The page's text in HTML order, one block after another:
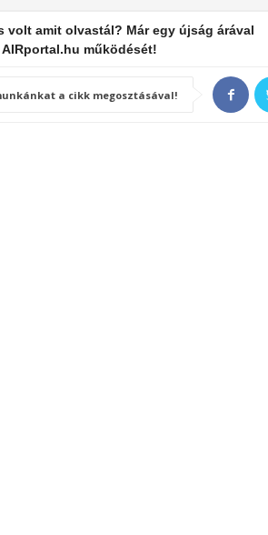
volt amit olvastál? Már egy újság árával
működését!
a cikk megosztásával!